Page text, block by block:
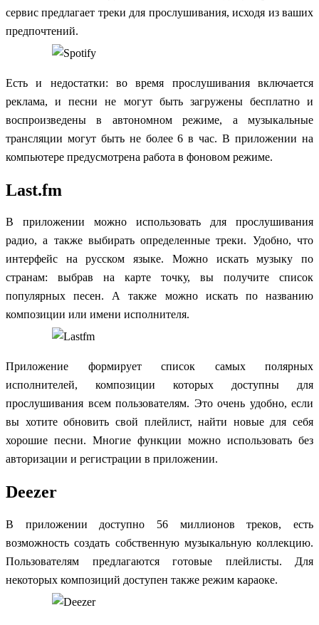
сервис предлагает треки для прослушивания, исходя из ваших
предпочтений.
Есть и недостатки: во время прослушивания включается
реклама, и песни не могут быть загружены бесплатно и
воспроизведены в автономном режиме, а музыкальные
трансляции могут быть не более 6 в час. В приложении на
компьютере предусмотрена работа в фоновом режиме.
Last.fm
В приложении можно использовать для прослушивания
радио, а также выбирать определенные треки. Удобно, что
интерфейс на русском языке. Можно искать музыку по
странам: выбрав на карте точку, вы получите список
популярных песен. А также можно искать по названию
композиции или имени исполнителя.
Приложение формирует список самых полярных
исполнителей, композиции которых доступны для
прослушивания всем пользователям. Это очень удобно, если
вы хотите обновить свой плейлист, найти новые для себя
хорошие песни. Многие функции можно использовать без
авторизации и регистрации в приложении.
Deezer
В приложении доступно 56 миллионов треков, есть
возможность создать собственную музыкальную коллекцию.
Пользователям предлагаются готовые плейлисты. Для
некоторых композиций доступен также режим караоке.